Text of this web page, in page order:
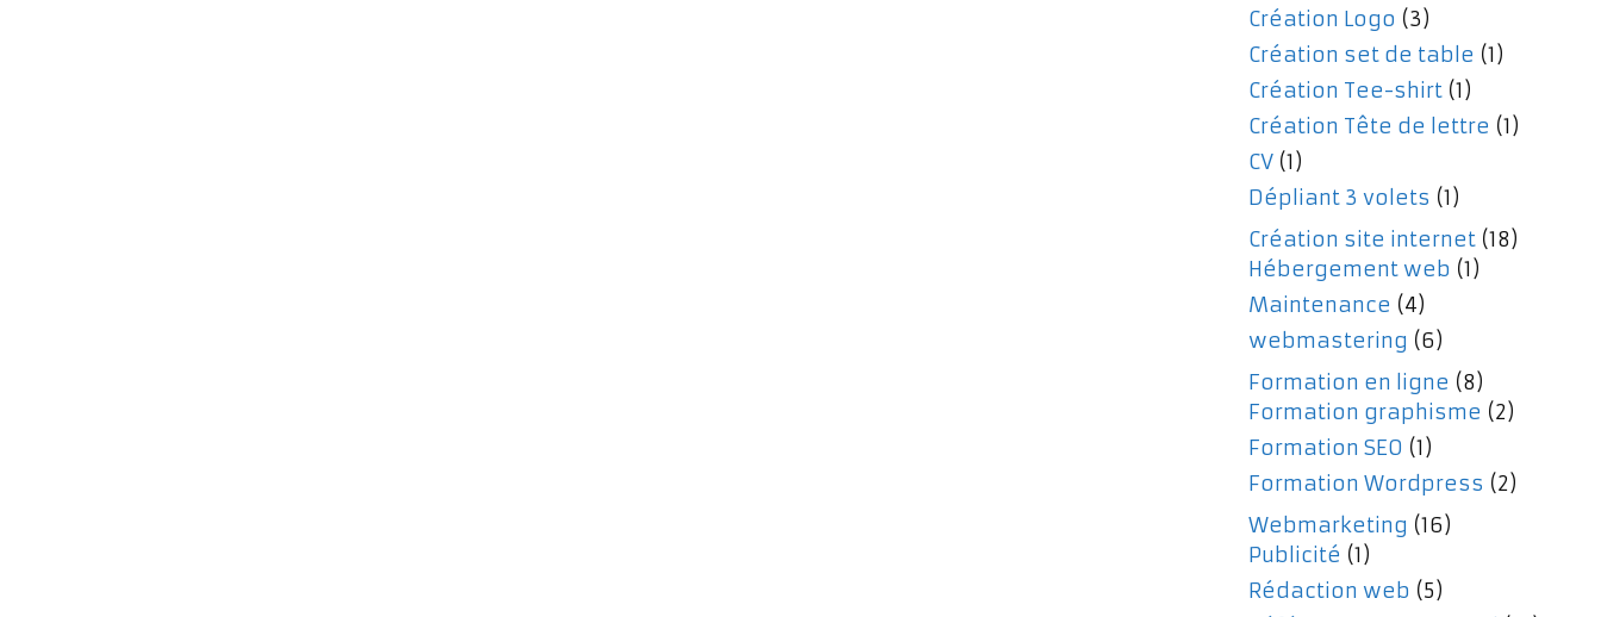
Création Logo (3)
Création set de table (1)
Création Tee-shirt (1)
Création Tête de lettre (1)
CV (1)
Dépliant 3 volets (1)
Création site internet (18)
Hébergement web (1)
Maintenance (4)
webmastering (6)
Formation en ligne (8)
Formation graphisme (2)
Formation SEO (1)
Formation Wordpress (2)
Webmarketing (16)
Publicité (1)
Rédaction web (5)